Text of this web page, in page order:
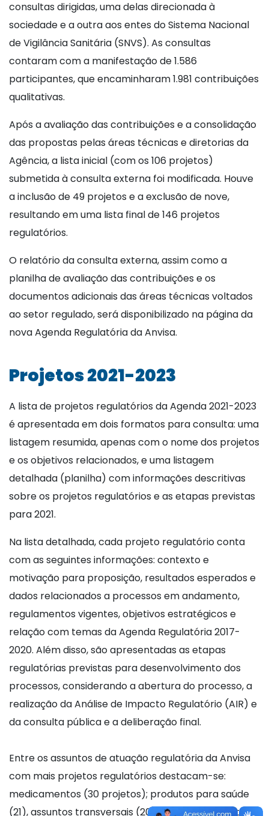
consultas dirigidas, uma delas direcionada à
sociedade e a outra aos entes do Sistema Nacional
de Vigilância Sanitária (SNVS). As consultas
contaram com a manifestação de 1.586
participantes, que encaminharam 1.981 contribuições
qualitativas.
Após a avaliação das contribuições e a consolidação
das propostas pelas áreas técnicas e diretorias da
Agência, a lista inicial (com os 106 projetos)
submetida à consulta externa foi modificada. Houve
a inclusão de 49 projetos e a exclusão de nove,
resultando em uma lista final de 146 projetos
regulatórios.
O relatório da consulta externa, assim como a
planilha de avaliação das contribuições e os
documentos adicionais das áreas técnicas voltados
ao setor regulado, será disponibilizado na página da
nova Agenda Regulatória da Anvisa.
Projetos 2021-2023
A lista de projetos regulatórios da Agenda 2021-2023
é apresentada em dois formatos para consulta: uma
listagem resumida, apenas com o nome dos projetos
e os objetivos relacionados, e uma listagem
detalhada (planilha) com informações descritivas
sobre os projetos regulatórios e as etapas previstas
para 2021.
Na lista detalhada, cada projeto regulatório conta
com as seguintes informações: contexto e
motivação para proposição, resultados esperados e
dados relacionados a processos em andamento,
regulamentos vigentes, objetivos estratégicos e
relação com temas da Agenda Regulatória 2017-
2020. Além disso, são apresentadas as etapas
regulatórias previstas para desenvolvimento dos
processos, considerando a abertura do processo, a
realização da Análise de Impacto Regulatório (AIR) e
da consulta pública e a deliberação final.
Entre os assuntos de atuação regulatória da Anvisa
com mais projetos regulatórios destacam-se:
medicamentos (30 projetos); produtos para saúde
(21), assuntos transversais (20); portos, aeroportos e